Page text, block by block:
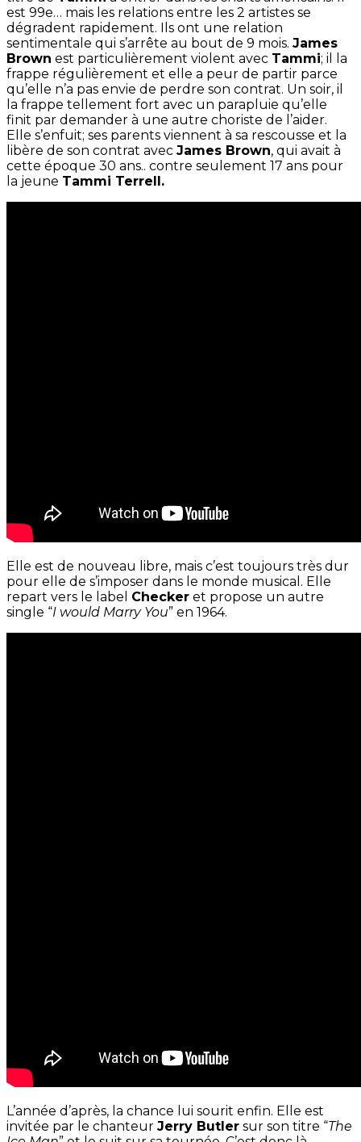
est 99e… mais les relations entre les 2 artistes se
dégradent rapidement. Ils ont une relation
sentimentale qui s’arrête au bout de 9 mois. James
Brown est particulièrement violent avec Tammi; il la
frappe régulièrement et elle a peur de partir parce
qu’elle n’a pas envie de perdre son contrat. Un soir, il
la frappe tellement fort avec un parapluie qu’elle
finit par demander à une autre choriste de l’aider.
Elle s’enfuit; ses parents viennent à sa rescousse et la
libère de son contrat avec James Brown, qui avait à
cette époque 30 ans.. contre seulement 17 ans pour
la jeune Tammi Terrell.
Elle est de nouveau libre, mais c’est toujours très dur
pour elle de s’imposer dans le monde musical. Elle
repart vers le label Checker et propose un autre
single “I would Marry You” en 1964.
L’année d’après, la chance lui sourit enfin. Elle est
invitée par le chanteur Jerry Butler sur son titre “The